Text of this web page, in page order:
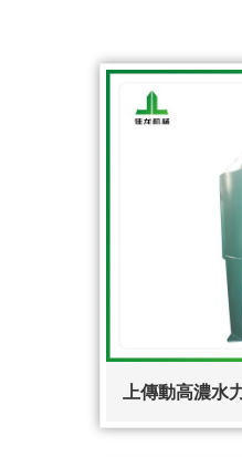
上傳動高濃水